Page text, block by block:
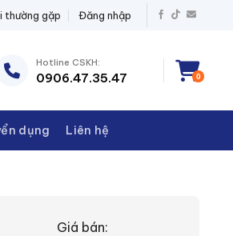
thường gặp Đăng nhập
Hotline CSKH:
0906.47.35.47 0
dụng Liên hệ
Giá bán: